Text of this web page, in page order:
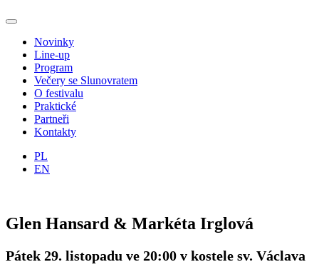
Novinky
Line-up
Program
Večery se Slunovratem
O festivalu
Praktické
Partneři
Kontakty
PL
EN
Glen Hansard & Markéta Irglová
Pátek 29. listopadu ve 20:00 v kostele sv. Václava